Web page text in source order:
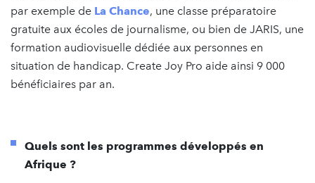
par exemple de La Chance, une classe préparatoire
gratuite aux écoles de journalisme, ou bien de JARIS, une
formation audiovisuelle dédiée aux personnes en
situation de handicap. Create Joy Pro aide ainsi 9 000
bénéficiaires par an.
Quels sont les programmes développés en
Afrique ?